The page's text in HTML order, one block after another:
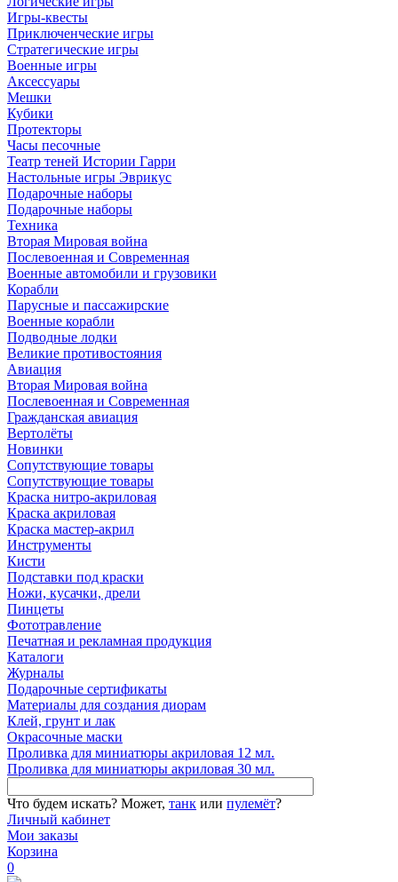
Игры-квесты
Приключенческие игры
Стратегические игры
Военные игры
Аксессуары
Мешки
Кубики
Протекторы
Часы песочные
Театр теней Истории Гарри
Настольные игры Эврикус
Подарочные наборы
Подарочные наборы
Техника
Вторая Мировая война
Послевоенная и Современная
Военные автомобили и грузовики
Корабли
Парусные и пассажирские
Военные корабли
Подводные лодки
Великие противостояния
Авиация
Вторая Мировая война
Послевоенная и Современная
Гражданская авиация
Вертолёты
Новинки
Сопутствующие товары
Сопутствующие товары
Краска нитро-акриловая
Краска акриловая
Краска мастер-акрил
Инструменты
Кисти
Подставки под краски
Ножи, кусачки, дрели
Пинцеты
Фототравление
Печатная и рекламная продукция
Каталоги
Журналы
Подарочные сертификаты
Материалы для создания диорам
Клей, грунт и лак
Окрасочные маски
Проливка для миниатюры акриловая 12 мл.
Проливка для миниатюры акриловая 30 мл.
Что будем искать? Может, танк или пулемёт?
Личный кабинет
Мои заказы
Корзина
0